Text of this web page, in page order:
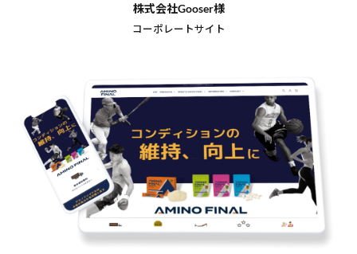
株式会社Gooser様
コーポレートサイト